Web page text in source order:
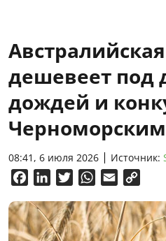
дешевеет под
дождей и
08:41, 6 июля 2026 Источник:
FacebookLinkedInTwitterWhatsApp
Email